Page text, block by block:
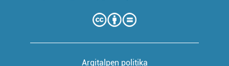
Argitalpen politika